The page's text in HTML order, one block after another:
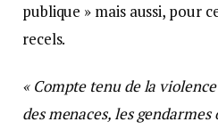
publique » mais aussi, pour
recels.
« Compte tenu de la
des menaces, les